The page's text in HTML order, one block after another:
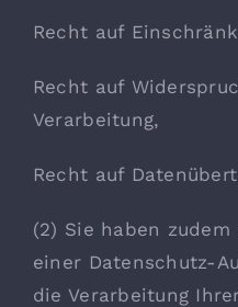
Recht auf
Recht auf
Verarbeitung,
Recht auf
(2) Sie haben
einer Datenschutz-
die Verarbeitung